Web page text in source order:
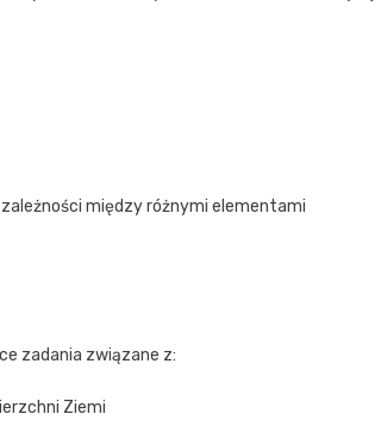
między różnymi elementami
zadania związane z:
Ziemi